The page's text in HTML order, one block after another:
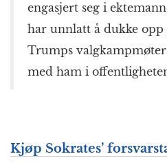
engasjert seg i
har unnlatt å dukke opp
Trumps
med ham i
Kjøp Sokrates’